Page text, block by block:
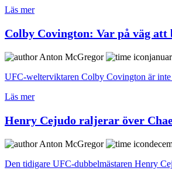
Läs mer
Colby Covington: Var på väg att
Anton McGregor
UFC-welterviktaren Colby Covington är
Läs mer
Henry Cejudo raljerar över
Anton McGregor
Den tidigare UFC-dubbelmästaren Henry